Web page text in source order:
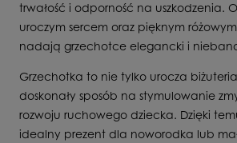
trwałość i odporność na uszkodzenia.
uroczym sercem oraz pięknym
nadają grzechotce elegancki i
Grzechotka to nie tylko urocza
doskonały sposób na stymulowanie
rozwoju ruchowego dziecka. Dzięki
idealny prezent dla noworodka lub